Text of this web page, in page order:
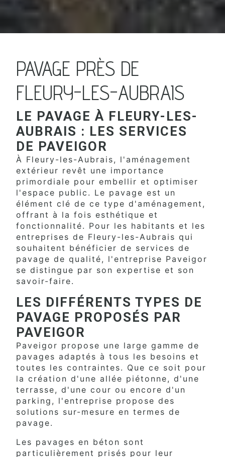
PAVAGE PRÈS DE
FLEURY-LES-AUBRAIS
LE PAVAGE À FLEURY-LES-
AUBRAIS : LES SERVICES
DE PAVEIGOR
À Fleury-les-Aubrais, l'aménagement
extérieur revêt une importance
primordiale pour embellir et optimiser
l'espace public. Le pavage est un
élément clé de ce type d'aménagement,
offrant à la fois esthétique et
fonctionnalité. Pour les habitants et les
entreprises de Fleury-les-Aubrais qui
souhaitent bénéficier de services de
pavage de qualité, l'entreprise Paveigor
se distingue par son expertise et son
savoir-faire.
LES DIFFÉRENTS TYPES DE
PAVAGE PROPOSÉS PAR
PAVEIGOR
Paveigor propose une large gamme de
pavages adaptés à tous les besoins et
toutes les contraintes. Que ce soit pour
la création d'une allée piétonne, d'une
terrasse, d'une cour ou encore d'un
parking, l'entreprise propose des
solutions sur-mesure en termes de
pavage.
Les pavages en béton sont
particulièrement prisés pour leur